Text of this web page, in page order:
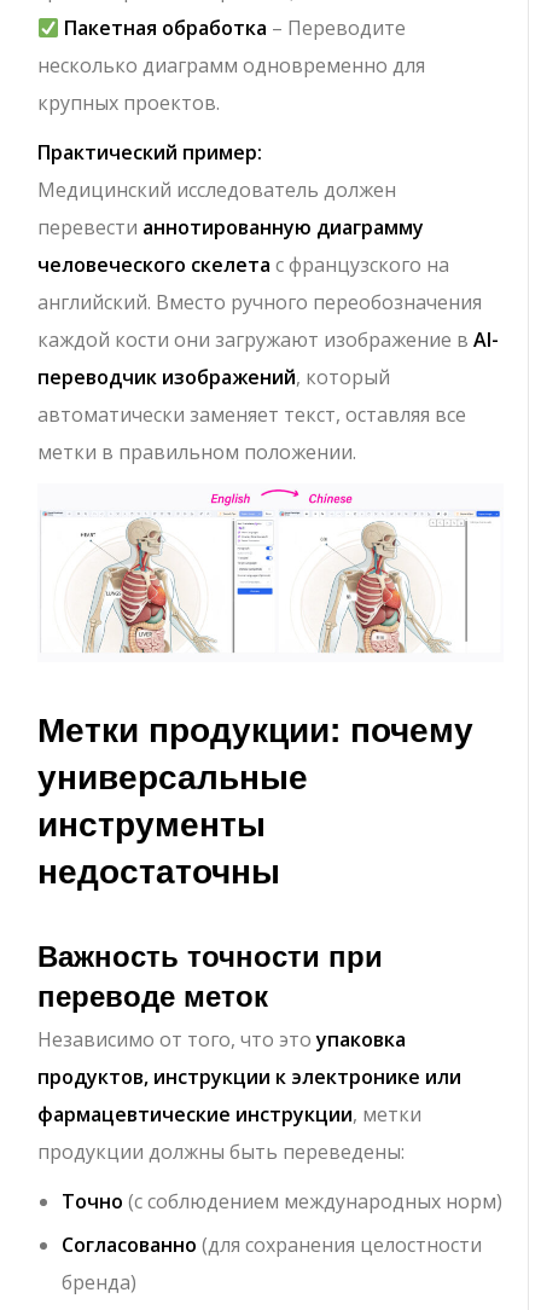
Пакетная обработка – Переводите
несколько диаграмм одновременно для
крупных проектов.
Практический пример:
Медицинский исследователь должен
перевести аннотированную диаграмму
человеческого скелета с французского на
английский. Вместо ручного переобозначения
каждой кости они загружают изображение вAI-
переводчик изображений, который
автоматически заменяет текст, оставляя все
метки в правильном положении.
Метки продукции: почему
универсальные
инструменты
недостаточны
Важность точности при
переводе меток
Независимо от того, что этоупаковка
продуктов, инструкции к электронике или
фармацевтические инструкции, метки
продукции должны быть переведены:
Точно (с соблюдением международных норм)
Согласованно (для сохранения целостности
бренда)